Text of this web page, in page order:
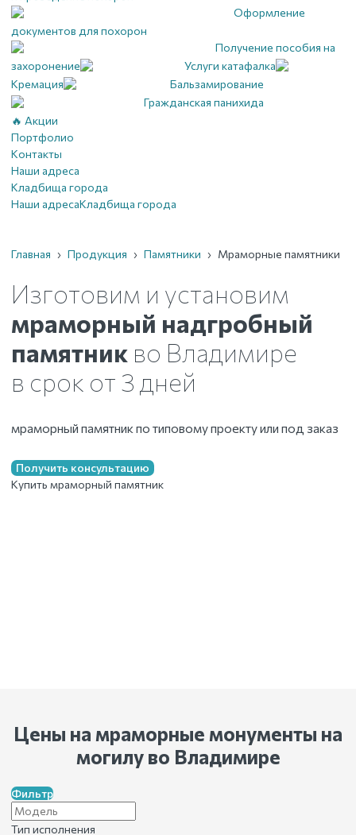
Оформление
документов для похорон
Получение пособия на
захоронение
Услуги катафалка
Кремация
Бальзамирование
Гражданская панихида
🔥 Акции
Портфолио
Контакты
Наши адреса
Кладбища города
Наши адресаКладбища города
Главная › Продукция › Памятники › Мраморные памятники
Изготовим и установим
мраморный надгробный
памятник во Владимире
в срок от 3 дней
мраморный памятник по типовому проекту или под заказ
Получить консультацию
Купить мраморный памятник
Цены на мраморные монументы на
могилу во Владимире
Фильтр
Тип исполнения